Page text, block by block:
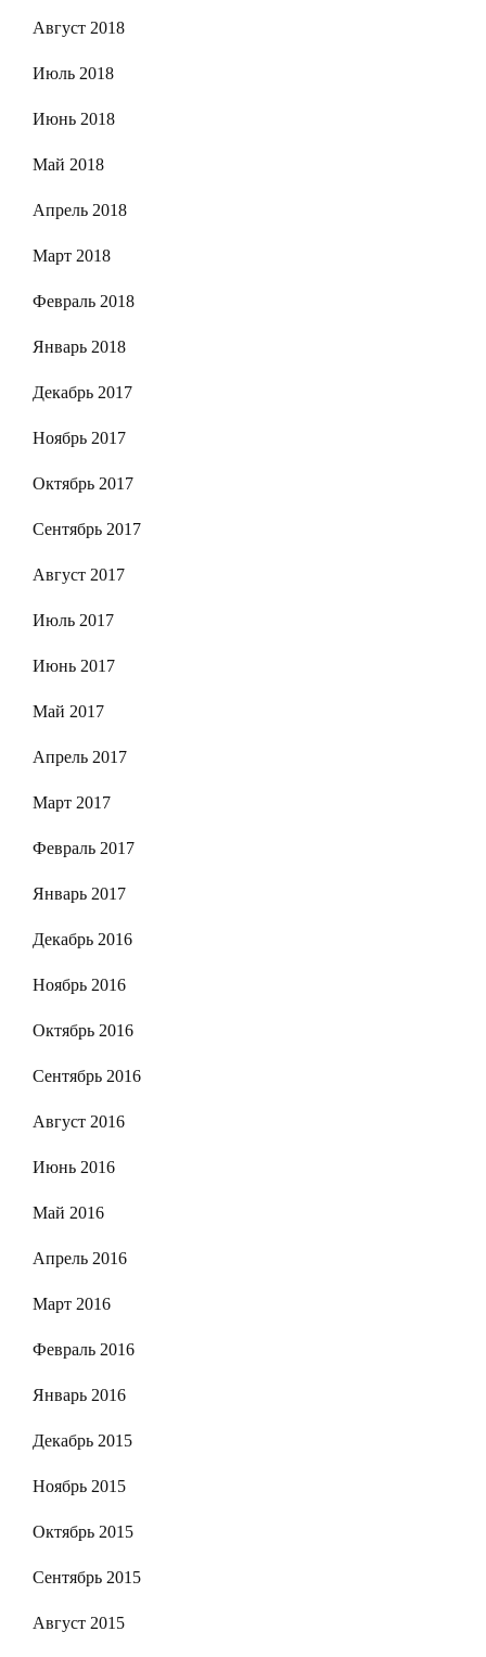
Август 2018
Июль 2018
Июнь 2018
Май 2018
Апрель 2018
Март 2018
Февраль 2018
Январь 2018
Декабрь 2017
Ноябрь 2017
Октябрь 2017
Сентябрь 2017
Август 2017
Июль 2017
Июнь 2017
Май 2017
Апрель 2017
Март 2017
Февраль 2017
Январь 2017
Декабрь 2016
Ноябрь 2016
Октябрь 2016
Сентябрь 2016
Август 2016
Июнь 2016
Май 2016
Апрель 2016
Март 2016
Февраль 2016
Январь 2016
Декабрь 2015
Ноябрь 2015
Октябрь 2015
Сентябрь 2015
Август 2015